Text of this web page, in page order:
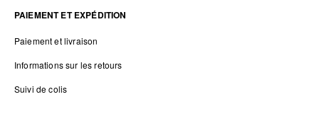
PAIEMENT ET EXPÉDITION
Paiement et livraison
Informations sur les retours
Suivi de colis